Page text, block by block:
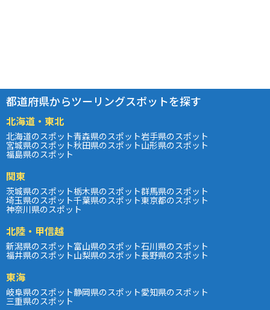
都道府県からツーリングスポットを探す
北海道・東北
北海道のスポット青森県のスポット岩手県のスポット
宮城県のスポット秋田県のスポット山形県のスポット
福島県のスポット
関東
茨城県のスポット栃木県のスポット群馬県のスポット
埼玉県のスポット千葉県のスポット東京都のスポット
神奈川県のスポット
北陸・甲信越
新潟県のスポット富山県のスポット石川県のスポット
福井県のスポット山梨県のスポット長野県のスポット
東海
岐阜県のスポット静岡県のスポット愛知県のスポット
三重県のスポット